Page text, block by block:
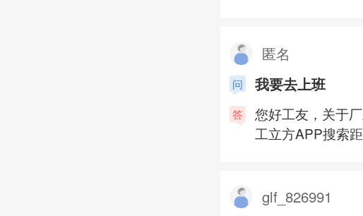
匿名
问 我要去上班
答
您好工友，关于
工立方APP搜索
glf_826991